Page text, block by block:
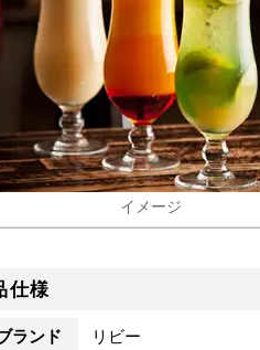
イメージ
仕様
ランド
リビー